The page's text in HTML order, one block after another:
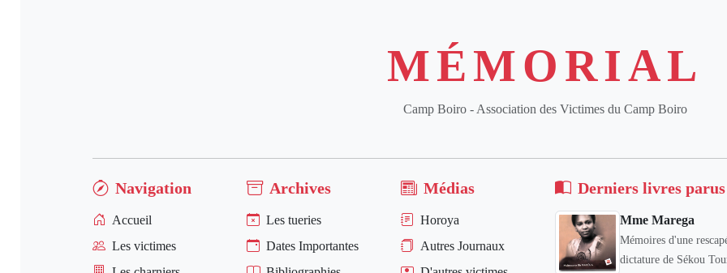
MÉMORIAL
Camp Boiro - Association des Victimes du Camp Boiro
Navigation
Accueil
Les victimes
Archives
Les tueries
Dates Importantes
Médias
Horoya
Autres Journaux
Derniers livres parus
Mme Marega
Mémoires d'une
dictature de Sékou